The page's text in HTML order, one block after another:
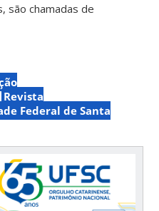
são chamadas de
Revista
Federal de Santa